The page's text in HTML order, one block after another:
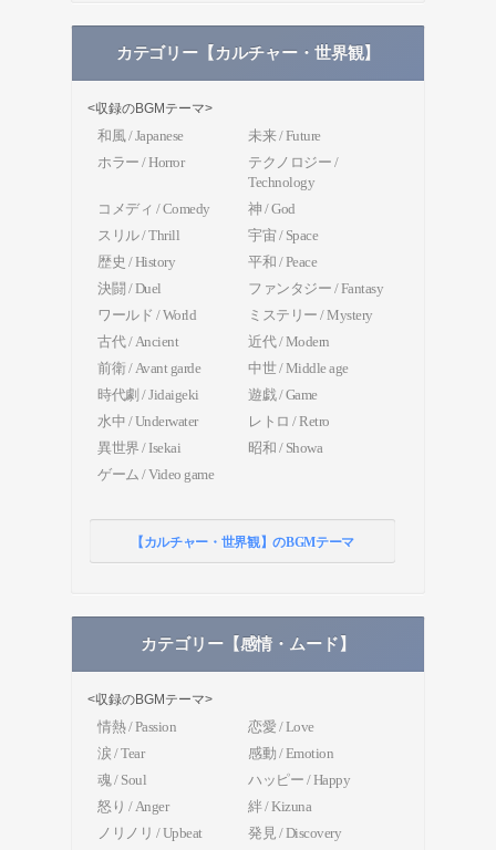
カテゴリー【カルチャー・世界観】
<収録のBGMテーマ>
和風 / Japanese
未来 / Future
ホラー / Horror
テクノロジー /
Technology
コメディ / Comedy
神 / God
スリル / Thrill
宇宙 / Space
歴史 / History
平和 / Peace
決闘 / Duel
ファンタジー / Fantasy
ワールド / World
ミステリー / Mystery
古代 / Ancient
近代 / Modern
前衛 / Avant garde
中世 / Middle age
時代劇 / Jidaigeki
遊戯 / Game
水中 / Underwater
レトロ / Retro
異世界 / Isekai
昭和 / Showa
ゲーム / Video game
【カルチャー・世界観】のBGMテーマ
カテゴリー【感情・ムード】
<収録のBGMテーマ>
情熱 / Passion
恋愛 / Love
涙 / Tear
感動 / Emotion
魂 / Soul
ハッピー / Happy
怒り / Anger
絆 / Kizuna
ノリノリ / Upbeat
発見 / Discovery